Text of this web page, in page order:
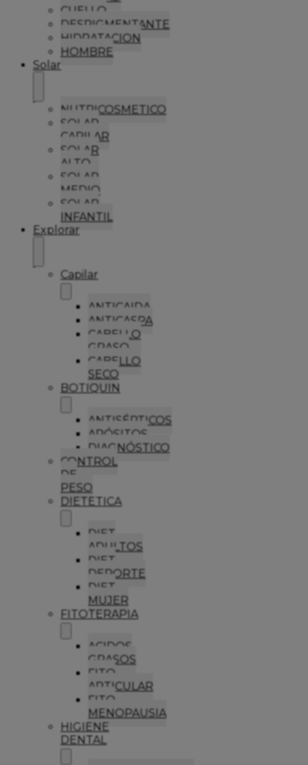
CUELLO
DESPIGMENTANTE
HIDRATACION
HOMBRE
Solar
NUTRICOSMETICO
SOLAR
CAPILAR
SOLAR
ALTO
SOLAR
MEDIO
SOLAR
INFANTIL
Explorar
Capilar
ANTICAIDA
ANTICASPA
CABELLO
GRASO
CABELLO
SECO
BOTIQUIN
ANTISÉPTICOS
APÓSITOS
DIAGNÓSTICO
CONTROL
DE
PESO
DIETETICA
DIET
ADULTOS
DIET
DEPORTE
DIET
MUJER
FITOTERAPIA
ACIDOS
GRASOS
FITO
ARTICULAR
FITO
MENOPAUSIA
HIGIENE
DENTAL